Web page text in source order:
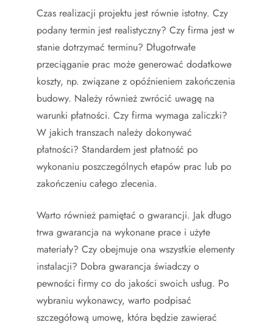
Czas realizacji projektu jest równie istotny. Czy
podany termin jest realistyczny? Czy firma jest w
stanie dotrzymać terminu? Długotrwałe
przeciąganie prac może generować dodatkowe
koszty, np. związane z opóźnieniem zakończenia
budowy. Należy również zwrócić uwagę na
warunki płatności. Czy firma wymaga zaliczki?
W jakich transzach należy dokonywać
płatności? Standardem jest płatność po
wykonaniu poszczególnych etapów prac lub po
zakończeniu całego zlecenia.
Warto również pamiętać o gwarancji. Jak długo
trwa gwarancja na wykonane prace i użyte
materiały? Czy obejmuje ona wszystkie elementy
instalacji? Dobra gwarancja świadczy o
pewności firmy co do jakości swoich usług. Po
wybraniu wykonawcy, warto podpisać
szczegółową umowę, która będzie zawierać